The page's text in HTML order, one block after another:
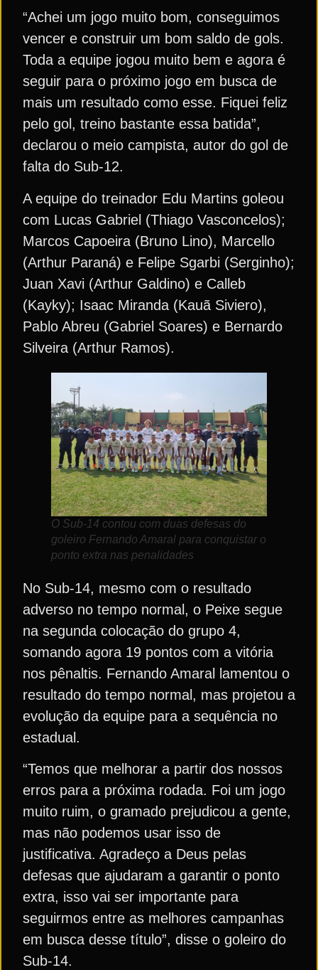
“Achei um jogo muito bom, conseguimos
vencer e construir um bom saldo de gols.
Toda a equipe jogou muito bem e agora é
seguir para o próximo jogo em busca de
mais um resultado como esse. Fiquei feliz
pelo gol, treino bastante essa batida”,
declarou o meio campista, autor do gol de
falta do Sub-12.
A equipe do treinador Edu Martins goleou
com Lucas Gabriel (Thiago Vasconcelos);
Marcos Capoeira (Bruno Lino), Marcello
(Arthur Paraná) e Felipe Sgarbi (Serginho);
Juan Xavi (Arthur Galdino) e Calleb
(Kayky); Isaac Miranda (Kauã Siviero),
Pablo Abreu (Gabriel Soares) e Bernardo
Silveira (Arthur Ramos).
O Sub-14 contou com duas defesas do
goleiro Fernando Amaral para conquistar o
ponto extra nas penalidades
No Sub-14, mesmo com o resultado
adverso no tempo normal, o Peixe segue
na segunda colocação do grupo 4,
somando agora 19 pontos com a vitória
nos pênaltis. Fernando Amaral lamentou o
resultado do tempo normal, mas projetou a
evolução da equipe para a sequência no
estadual.
“Temos que melhorar a partir dos nossos
erros para a próxima rodada. Foi um jogo
muito ruim, o gramado prejudicou a gente,
mas não podemos usar isso de
justificativa. Agradeço a Deus pelas
defesas que ajudaram a garantir o ponto
extra, isso vai ser importante para
seguirmos entre as melhores campanhas
em busca desse título”, disse o goleiro do
Sub-14.